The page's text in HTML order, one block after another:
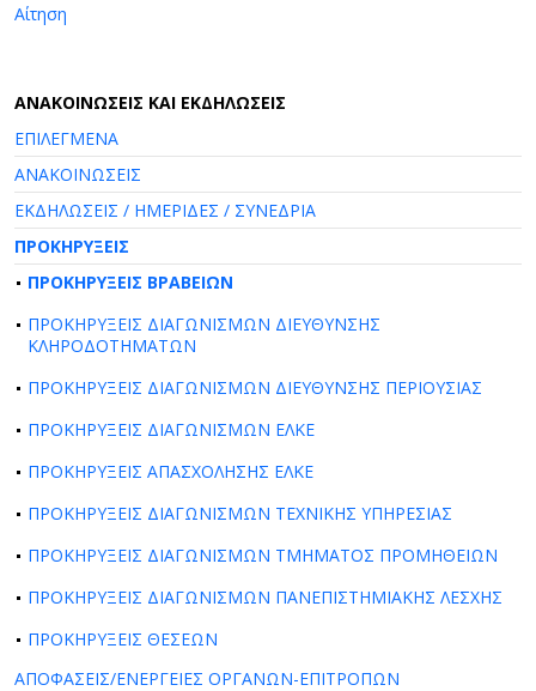
Αίτηση
AΝΑΚΟΙΝΩΣΕΙΣ ΚΑΙ ΕΚΔΗΛΩΣΕΙΣ
ΕΠΙΛΕΓΜΕΝΑ
ΑΝΑΚΟΙΝΩΣΕΙΣ
ΕΚΔΗΛΩΣΕΙΣ / ΗΜΕΡΙΔΕΣ / ΣΥΝΕΔΡΙΑ
ΠΡΟΚΗΡΥΞΕΙΣ
ΠΡΟΚΗΡΥΞΕΙΣ ΒΡΑΒΕΙΩΝ
ΠΡΟΚΗΡΥΞΕΙΣ ΔΙΑΓΩΝΙΣΜΩΝ ΔΙΕΥΘΥΝΣΗΣ
ΚΛΗΡΟΔΟΤΗΜΑΤΩΝ
ΠΡΟΚΗΡΥΞΕΙΣ ΔΙΑΓΩΝΙΣΜΩΝ ΔΙΕΥΘΥΝΣΗΣ ΠΕΡΙΟΥΣΙΑΣ
ΠΡΟΚΗΡΥΞΕΙΣ ΔΙΑΓΩΝΙΣΜΩΝ ΕΛΚΕ
ΠΡΟΚΗΡΥΞΕΙΣ ΑΠΑΣΧΟΛΗΣΗΣ ΕΛΚΕ
ΠΡΟΚΗΡΥΞΕΙΣ ΔΙΑΓΩΝΙΣΜΩΝ ΤΕΧΝΙΚΗΣ ΥΠΗΡΕΣΙΑΣ
ΠΡΟΚΗΡΥΞΕΙΣ ΔΙΑΓΩΝΙΣΜΩΝ ΤΜΗΜΑΤΟΣ ΠΡΟΜΗΘΕΙΩΝ
ΠΡΟΚΗΡΥΞΕΙΣ ΔΙΑΓΩΝΙΣΜΩΝ ΠΑΝΕΠΙΣΤΗΜΙΑΚΗΣ ΛΕΣΧΗΣ
ΠΡΟΚΗΡΥΞΕΙΣ ΘΕΣΕΩΝ
ΑΠΟΦΑΣΕΙΣ/ΕΝΕΡΓΕΙΕΣ ΟΡΓΑΝΩΝ-ΕΠΙΤΡΟΠΩΝ